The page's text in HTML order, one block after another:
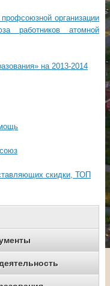
организации
работников атомной
на 2013-2014
скидки, ТОП